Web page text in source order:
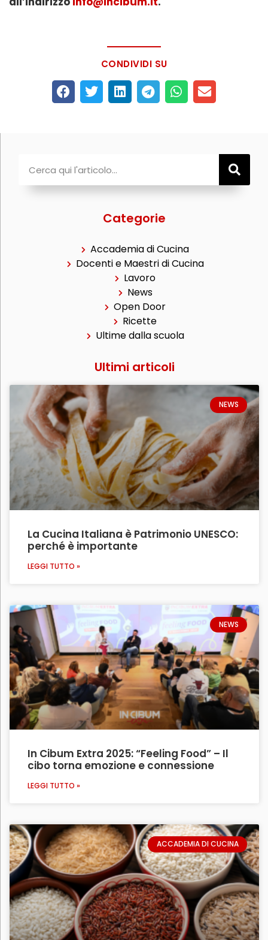
CONDIVIDI SU
Categorie
Accademia di Cucina
Docenti e Maestri di Cucina
Lavoro
News
Open Door
Ricette
Ultime dalla scuola
Ultimi articoli
NEWS
La Cucina Italiana è Patrimonio UNESCO:
perché è importante
LEGGI TUTTO »
NEWS
In Cibum Extra 2025: “Feeling Food” – Il
cibo torna emozione e connessione
LEGGI TUTTO »
ACCADEMIA DI CUCINA